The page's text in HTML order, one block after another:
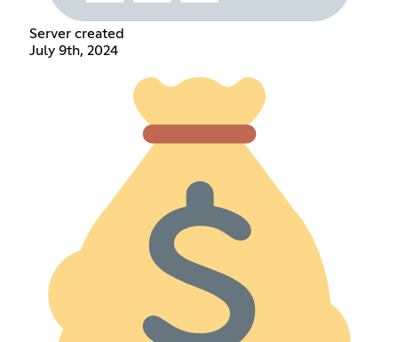
Server created
July 9th, 2024